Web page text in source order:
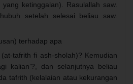
ketinggalan). Rasulallah saw.
setelah selesai beliau saw.
terhadap apa
tafrith fi ash-sholah)? Kemudian
kalian’?, dan selanjutnya beliau
tafrith (kelalaian atau kekurangan